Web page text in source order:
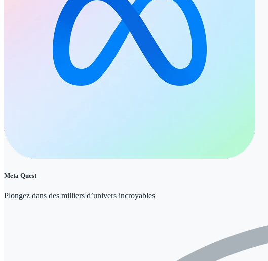
Meta Quest
Plongez dans des milliers d’univers incroyables